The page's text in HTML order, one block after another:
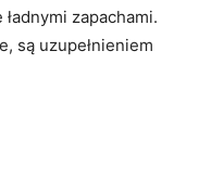
zapachami.
są uzupełnieniem